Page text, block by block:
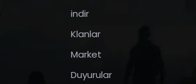
indir
Klanlar
Market
Duyurular